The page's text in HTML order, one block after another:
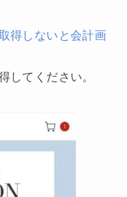
得しないと会計画
してください。